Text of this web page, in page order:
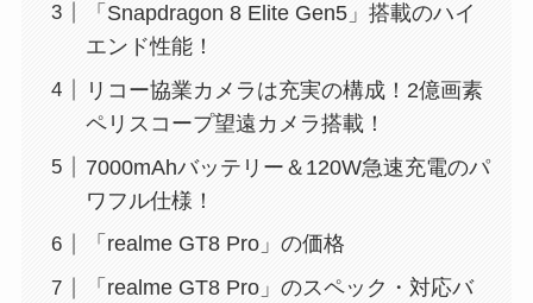
「Snapdragon 8 Elite Gen5」搭載のハイ
エンド性能！
リコー協業カメラは充実の構成！2億画素
ペリスコープ望遠カメラ搭載！
7000mAhバッテリー＆120W急速充電のパ
ワフル仕様！
「realme GT8 Pro」の価格
「realme GT8 Pro」のスペック・対応バ